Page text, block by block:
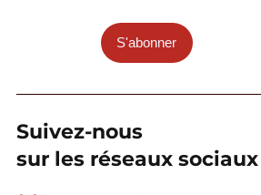
S'abonner
Suivez-nous
sur les réseaux sociaux